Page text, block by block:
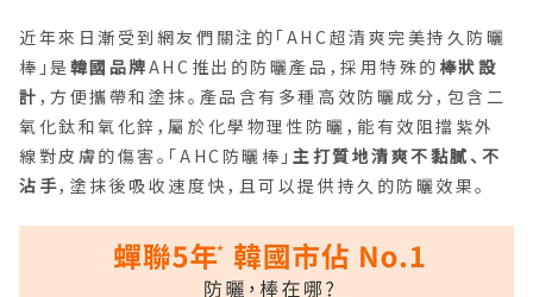
近年來日漸受到網友們關注的「AHC超清爽完美持久防曬
棒」是韓國品牌AHC推出的防曬產品，採用特殊的 棒狀設
計 ，方便攜帶和塗抹。產品含有多種高效防曬成分，包含二
氧化鈦和氧化鋅，屬於化學物理性防曬，能有效阻擋紫外
線對皮膚的傷害。「AHC防曬棒」 主打質地清爽不黏膩、不
沾手，塗抹後吸收速度快，且可以提供持久的防曬效果。